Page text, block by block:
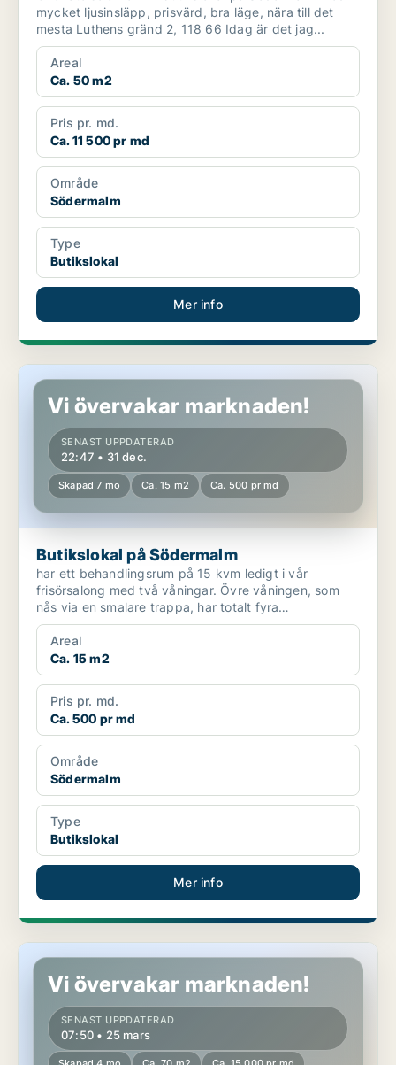
mycket ljusinsläpp, prisvärd, bra läge, nära till det
mesta Luthens gränd 2, 118 66 Idag är det jag...
Areal
Ca. 50 m2
Pris pr. md.
Ca. 11 500 pr md
Område
Södermalm
Type
Butikslokal
Mer info
Butikslokal på Södermalm
Vi övervakar marknaden!
SENAST UPPDATERAD
22:47 • 31 dec.
Skapad 7 mo Ca. 15 m2 Ca. 500 pr md
Butikslokal på Södermalm
har ett behandlingsrum på 15 kvm ledigt i vår
frisörsalong med två våningar. Övre våningen, som
nås via en smalare trappa, har totalt fyra
behandlingsrum och...
Areal
Ca. 15 m2
Pris pr. md.
Ca. 500 pr md
Område
Södermalm
Type
Butikslokal
Mer info
Butikslokal i Vasastan
Vi övervakar marknaden!
SENAST UPPDATERAD
07:50 • 25 mars